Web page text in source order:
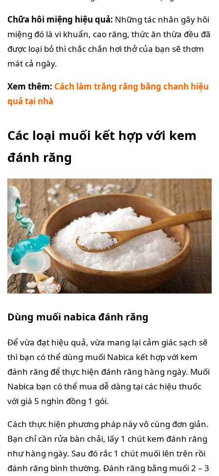
Chữa hôi miệng hiệu quả: Những tác nhân gây hôi
miệng đó là vi khuẩn, cao răng, thức ăn thừa đều đã
được loại bỏ thì chắc chắn hơi thở của bạn sẽ thơm
mát cả ngày.
Xem thêm: Cách làm trắng răng bằng chanh hiệu
quả tại nhà
Các loại muối kết hợp với kem
đánh răng
Dùng muối nabica đánh răng
Để vừa đạt hiệu quả, vừa mang lại cảm giác sạch sẽ
thì bạn có thể dùng muối Nabica kết hợp với kem
đánh răng để thực hiện đánh răng hàng ngày. Muối
Nabica bạn có thể mua dễ dàng tại các hiệu thuốc
với giá 5 nghìn đồng 1 gói.
Cách thực hiện phương pháp này vô cùng đơn giản.
Bạn chỉ cần rửa bàn chải, lấy 1 chút kem đánh răng
như hàng ngày. Sau đó rắc 1 chút muối lên trên rồi
đánh răng bình thường. Đánh răng bằng muối 2 – 3